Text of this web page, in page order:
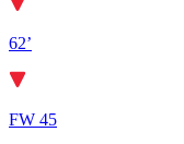
62’
FW 45